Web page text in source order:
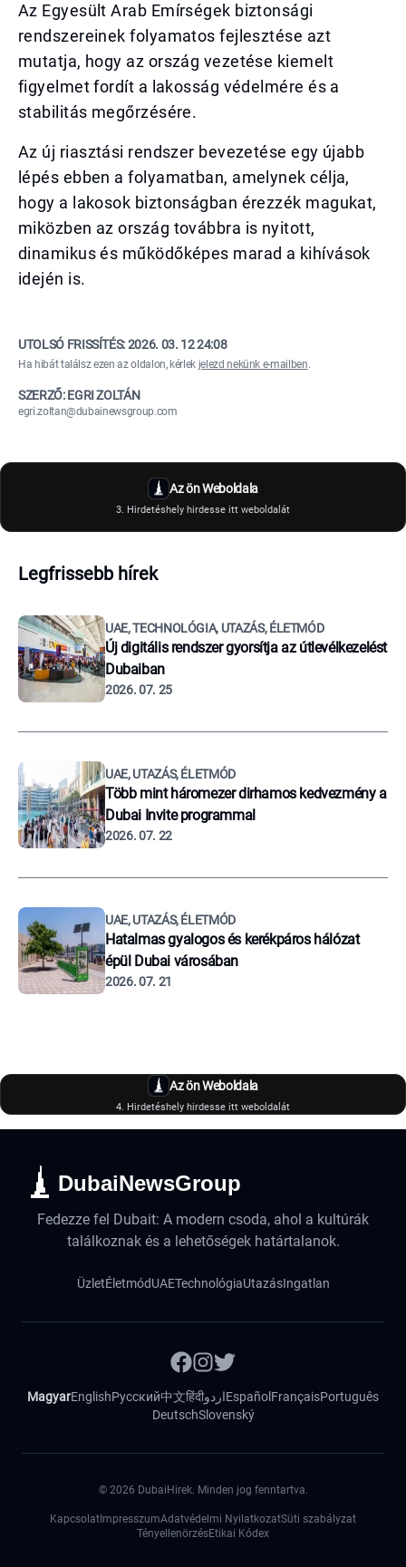
Az Egyesült Arab Emírségek biztonsági
rendszereinek folyamatos fejlesztése azt
mutatja, hogy az ország vezetése kiemelt
figyelmet fordít a lakosság védelmére és a
stabilitás megőrzésére.
Az új riasztási rendszer bevezetése egy újabb
lépés ebben a folyamatban, amelynek célja,
hogy a lakosok biztonságban érezzék magukat,
miközben az ország továbbra is nyitott,
dinamikus és működőképes marad a kihívások
idején is.
UTOLSÓ FRISSÍTÉS:2026. 03. 12 24:08
Ha hibát találsz ezen az oldalon, kérlek jelezd nekünk e-mailben.
SZERZŐ: EGRI ZOLTÁN
egri.zoltan@dubainewsgroup.com
Az ön Weboldala
3. Hirdetéshely hirdesse itt weboldalát
Legfrissebb hírek
UAE, TECHNOLÓGIA, UTAZÁS, ÉLETMÓD
Új digitális rendszer gyorsítja az útlevélkezelést
Dubaiban
2026. 07. 25
UAE, UTAZÁS, ÉLETMÓD
Több mint háromezer dirhamos kedvezmény a
Dubai Invite programmal
2026. 07. 22
UAE, UTAZÁS, ÉLETMÓD
Hatalmas gyalogos és kerékpáros hálózat
épül Dubai városában
2026. 07. 21
Az ön Weboldala
4. Hirdetéshely hirdesse itt weboldalát
DubaiNewsGroup
Fedezze fel Dubait: A modern csoda, ahol a kultúrák
találkoznak és a lehetőségek határtalanok.
ÜzletÉletmódUAETechnológiaUtazásIngatlan
MagyarEnglishРусский中文हिंदीاردوEspañol FrançaisPortuguês
DeutschSlovenský
© 2026 DubaiHirek. Minden jog fenntartva.
Kapcsolat ImpresszumAdatvédelmi NyilatkozatSüti szabályzat
TényellenörzésEtikai Kódex